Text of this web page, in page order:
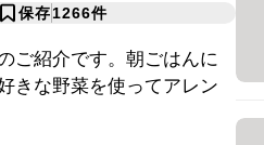
保存1266件
ご紹介です。朝ごはんに
きな野菜を使ってアレン